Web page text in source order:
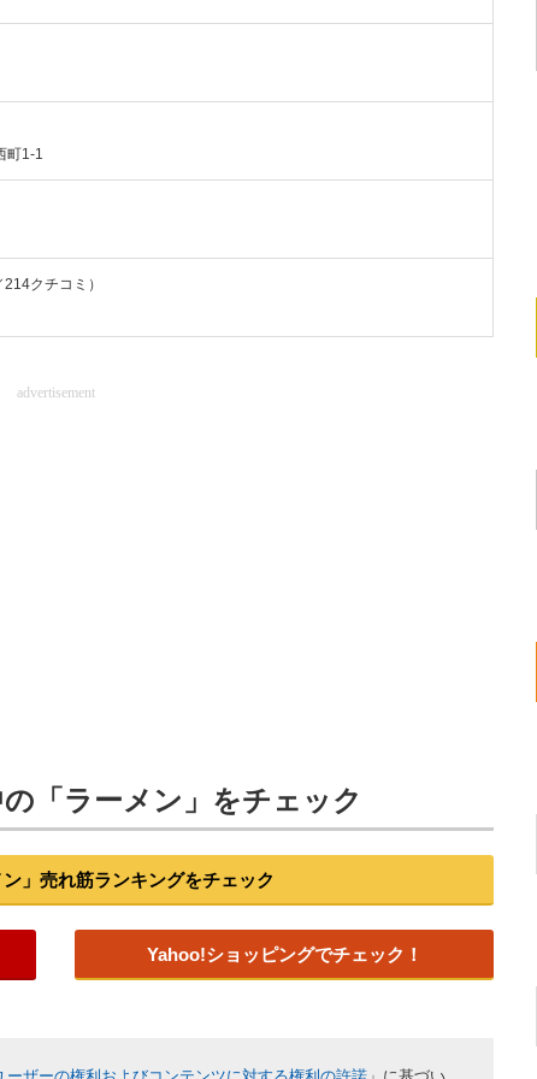
町1-1
クチコミ）
advertisement
「ラーメン」をチェック
」売れ筋ランキングをチェック
Yahoo!ショッピングでチェック！